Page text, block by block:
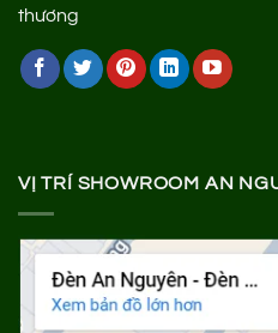
VỊ TRÍ SHOWROOM AN